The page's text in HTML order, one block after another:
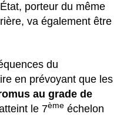
porteur du même
va également être
du
en prévoyant que les
au grade de
le 7ème échelon